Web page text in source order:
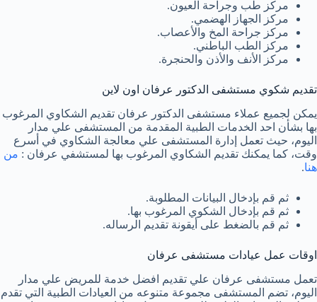
مركز طب وجراحة العيون.
مركز الجهاز الهضمي.
مركز جراحة المخ والأعصاب.
مركز الطب الباطني.
مركز الأنف والأذن والحنجرة.
تقديم شكوي مستشفى الدكتور عرفان اون لاين
يمكن لجميع عملاء مستشفى الدكتور عرفان تقديم الشكاوي المرغوب
بها بشأن احد الخدمات الطبية المقدمة من المستشفى علي مدار
اليوم، حيث تعمل إدارة المستشفى علي معالجة الشكاوي في أسرع
وقت، كما يمكنك تقديم الشكاوي المرغوب بها لمستشفي عرفان : من
هنا.
ثم قم بإدخال البيانات المطلوبة.
ثم قم بإدخال الشكوي المرغوب بها.
ثم قم بالضغط على أيقونة تقديم الرساله.
اوقات عمل عيادات مستشفى عرفان
تعمل مستشفى عرفان علي تقديم افضل خدمة للمريض علي مدار
اليوم، تضم المستشفى مجموعة متنوعه من العيادات الطبية التي تقدم